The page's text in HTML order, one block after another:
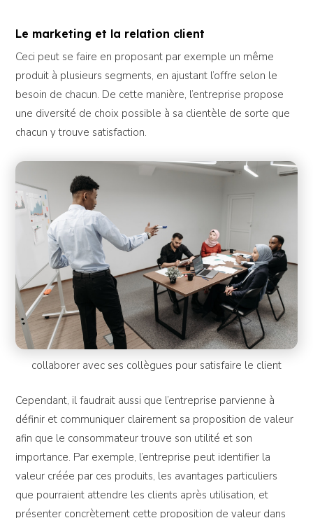
Le marketing et la relation client
Ceci peut se faire en proposant par exemple un même
produit à plusieurs segments, en ajustant l’offre selon le
besoin de chacun. De cette manière, l’entreprise propose
une diversité de choix possible à sa clientèle de sorte que
chacun y trouve satisfaction.
collaborer avec ses collègues pour satisfaire le client
Cependant, il faudrait aussi que l’entreprise parvienne à
définir et communiquer clairement sa proposition de valeur
afin que le consommateur trouve son utilité et son
importance. Par exemple, l’entreprise peut identifier la
valeur créée par ces produits, les avantages particuliers
que pourraient attendre les clients après utilisation, et
présenter concrètement cette proposition de valeur dans